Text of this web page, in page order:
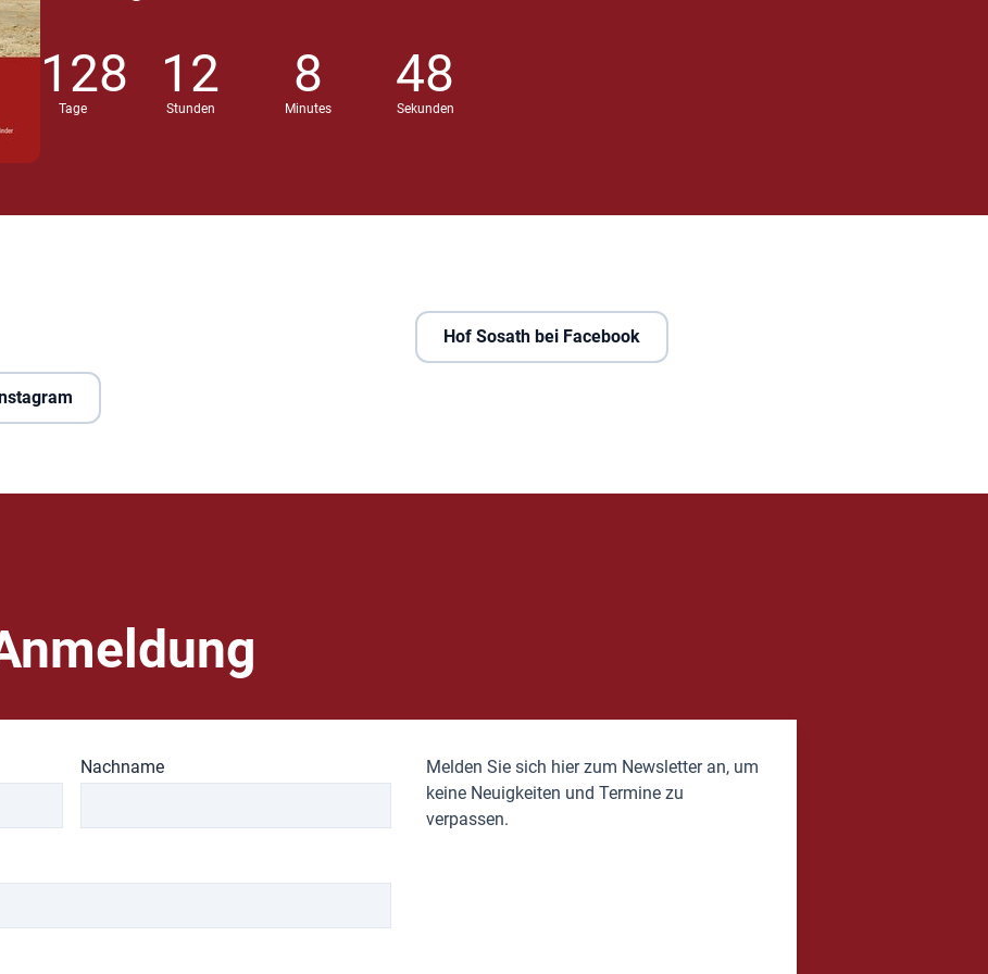
128
Tage
12
Stunden
8
Minutes
47
Sekunden
Hof Sosath bei Facebook
Nachname
Melden Sie sich hier zum Newsletter an, um
keine Neuigkeiten und Termine zu
verpassen.